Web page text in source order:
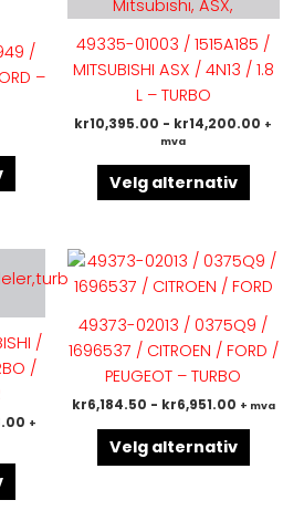
/
–
flere
varianter.
Alternativene
produktsiden
49335-01003 / 1515A185 /
MITSUBISHI ASX / 4N13 / 1.8
L – TURBO
kr10,395.00 - kr14,200.00 +
mva
Velg alternativ
flere
kan
på
/
/
+
produktet
flere
varianter.
Alternativene
kan
på
49373-02013 / 0375Q9 /
1696537 / CITROEN / FORD /
PEUGEOT – TURBO
kr6,184.50 - kr6,951.00 + mva
Velg alternativ
Dette
har
flere
kan
på